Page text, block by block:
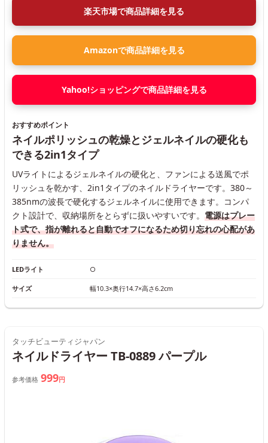
楽天市場で商品詳細を見る
Amazonで商品詳細を見る
Yahoo!ショッピングで商品詳細を見る
おすすめポイント
ネイルポリッシュの乾燥とジェルネイルの硬化も
できる2in1タイプ
UVライトによるジェルネイルの硬化と、ファンによる送風でポ
リッシュを乾かす、2in1タイプのネイルドライヤーです。380～
385nmの波長で硬化するジェルネイルに使用できます。コンパ
クト設計で、収納場所をとらずに扱いやすいです。 電源はプレー
ト式で、指が離れると自動でオフになるため切り忘れの心配があ
りません。
LEDライト ○
サイズ 幅10.3×奥行14.7×高さ6.2cm
タッチビューティジャパン
ネイルドライヤー TB-0889 パープル
参考価格 999円